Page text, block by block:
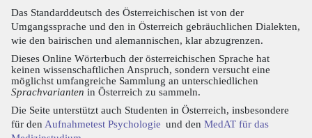
Das Standarddeutsch des Österreichischen ist von der
Umgangssprache und den in Österreich gebräuchlichen Dialekten,
wie den bairischen und alemannischen, klar abzugrenzen.
Dieses Online Wörterbuch der österreichischen Sprache hat
keinen wissenschaftlichen Anspruch, sondern versucht eine
möglichst umfangreiche Sammlung an unterschiedlichen
Sprachvarianten in Österreich zu sammeln.
Die Seite unterstützt auch Studenten in Österreich, insbesondere
für den Aufnahmetest Psychologie und den MedAT für das